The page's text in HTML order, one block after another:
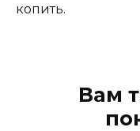
копить.
Вам